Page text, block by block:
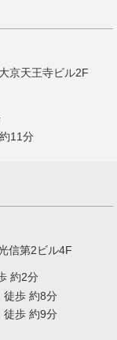
京天王寺ビル2F
11分
信第2ビル4F
約2分
徒歩 約8分
徒歩 約9分